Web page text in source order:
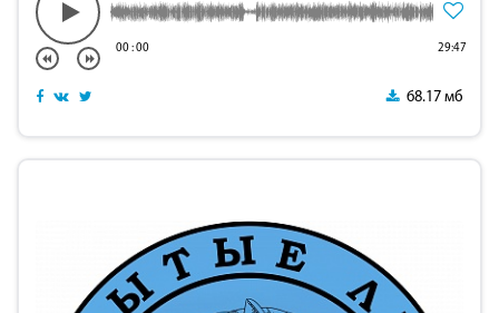
00:00 29:47
68.17 мб